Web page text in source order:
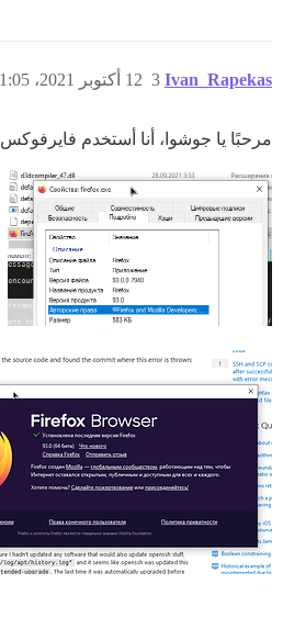
Ivan_Rapekas 12 أكتوبر 2021، 11:05ص 3
مرحبًا يا جوشوا، أنا أستخدم فايرفوكس 93.0.0.7940